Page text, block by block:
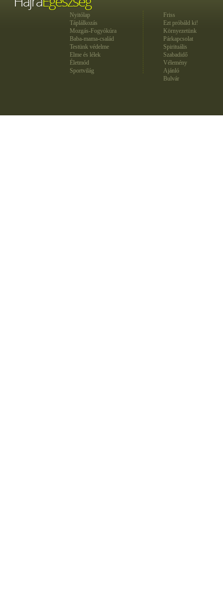
Nyitólap
Táplálkozás
Mozgás-Fogyókúra
Baba-mama-család
Testünk védelme
Elme és lélek
Életmód
Sportvilág
Friss
Ezt próbáld ki!
Környezetünk
Párkapcsolat
Spirituális
Szabadidő
Vélemény
Ajánló
Bulvár